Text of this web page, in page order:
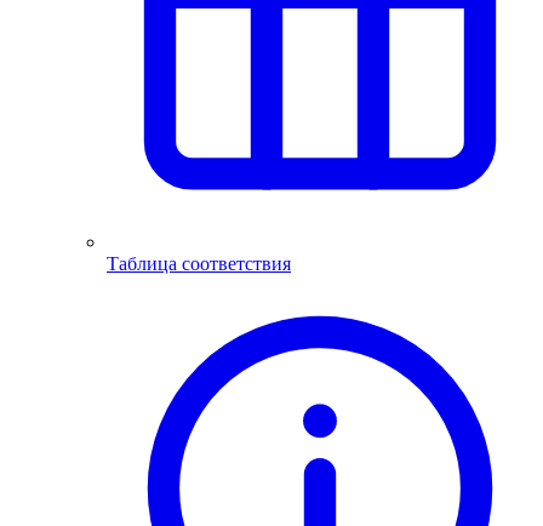
Таблица соответствия